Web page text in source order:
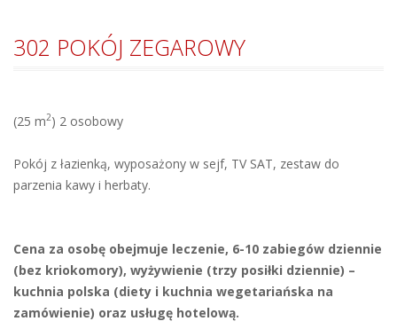
302 POKÓJ ZEGAROWY
(25 m2) 2 osobowy
Pokój z łazienką, wyposażony w sejf, TV SAT, zestaw do
parzenia kawy i herbaty.
Cena za osobę obejmuje leczenie, 6-10 zabiegów dziennie
(bez kriokomory), wyżywienie (trzy posiłki dziennie) –
kuchnia polska (diety i kuchnia wegetariańska na
zamówienie) oraz usługę hotelową.